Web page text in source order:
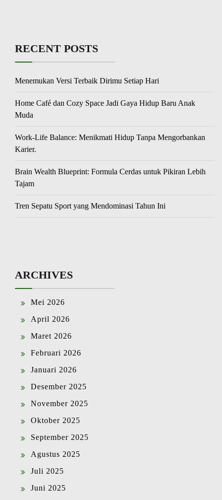
RECENT POSTS
Menemukan Versi Terbaik Dirimu Setiap Hari
Home Café dan Cozy Space Jadi Gaya Hidup Baru Anak
Muda
Work-Life Balance: Menikmati Hidup Tanpa Mengorbankan
Karier.
Brain Wealth Blueprint: Formula Cerdas untuk Pikiran Lebih
Tajam
Tren Sepatu Sport yang Mendominasi Tahun Ini
ARCHIVES
Mei 2026
April 2026
Maret 2026
Februari 2026
Januari 2026
Desember 2025
November 2025
Oktober 2025
September 2025
Agustus 2025
Juli 2025
Juni 2025